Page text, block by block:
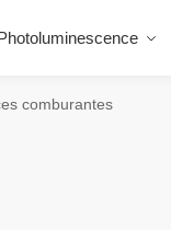
comburantes